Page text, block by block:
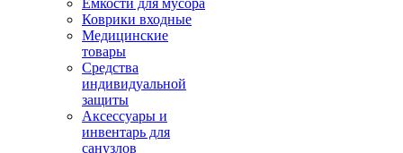
Емкости для мусора
Коврики входные
Медицинские
товары
Средства
индивидуальной
защиты
Аксессуары и
инвентарь для
санузлов